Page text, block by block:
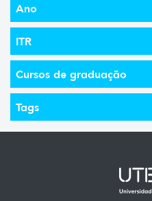
Ano
ITR
Cursos de graduação
Tags